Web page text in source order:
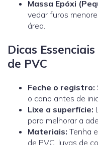
Massa Epóxi
vedar furos
área.
Dicas
de PVC
Feche o registro:
o cano antes de
Lixe a superfície:
para melhorar a
Materiais: Tenha
de PVC, luvas de